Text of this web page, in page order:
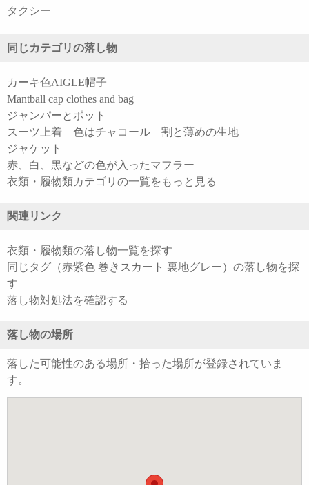
タクシー
同じカテゴリの落し物
カーキ色AIGLE帽子
Mantball cap clothes and bag
ジャンパーとポット
スーツ上着 色はチャコール 割と薄めの生地
ジャケット
赤、白、黒などの色が入ったマフラー
衣類・履物類カテゴリの一覧をもっと見る
関連リンク
衣類・履物類の落し物一覧を探す
同じタグ（赤紫色 巻きスカート 裏地グレー）の落し物を探
す
落し物対処法を確認する
落し物の場所
落した可能性のある場所・拾った場所が登録されていま
す。